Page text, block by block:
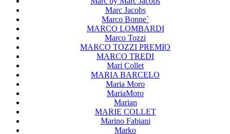
Marc Jacobs
Marco Bonne`
MARCO LOMBARDI
Marco Tozzi
MARCO TOZZI PREMIO
MARCO TREDI
Mari Collet
MARIA BARCELO
Maria Moro
MariaMoro
Marian
MARIE COLLET
Marino Fabiani
Marko